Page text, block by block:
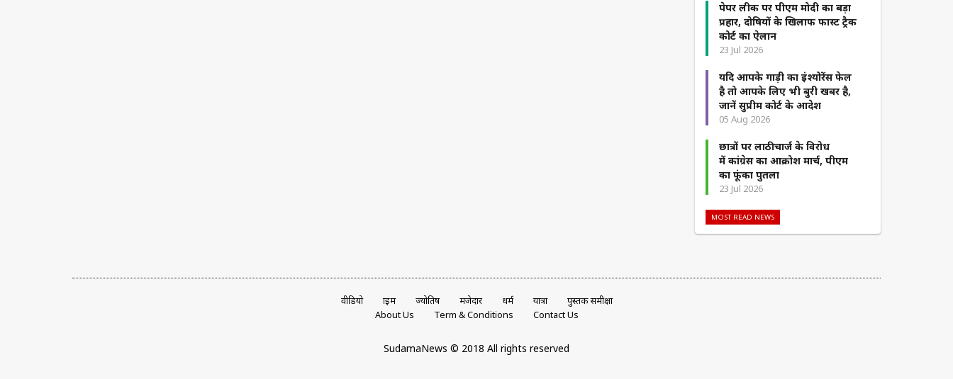
पेपर लीक पर पीएम मोदी का बड़ा
प्रहार, दोषियों के खिलाफ फास्ट ट्रैक
कोर्ट का ऐलान
23 Jul 2026
यदि आपके गाड़ी का इंश्योरेंस फेल
है तो आपके लिए भी बुरी खबर है,
जानें सुप्रीम कोर्ट के आदेश
05 Aug 2026
छात्रों पर लाठीचार्ज के विरोध
में कांग्रेस का आक्रोश मार्च, पीएम
का फूंका पुतला
23 Jul 2026
MOST READ NEWS
वीडियो क्राइम ज्योतिष मजेदार धर्म यात्रा
पुस्तक समीक्षा
About Us
Term & Conditions Contact Us
SudamaNews © 2018 All rights reserved